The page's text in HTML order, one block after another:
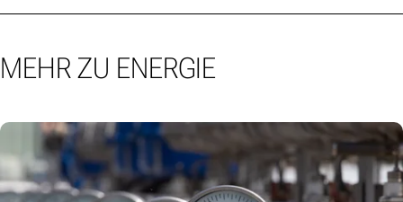
MEHR ZU ENERGIE